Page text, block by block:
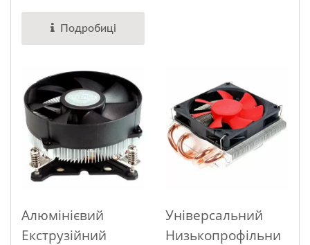
Подробиці
Алюмінієвий
Екструзійний
Універсальний
Низькопрофільни